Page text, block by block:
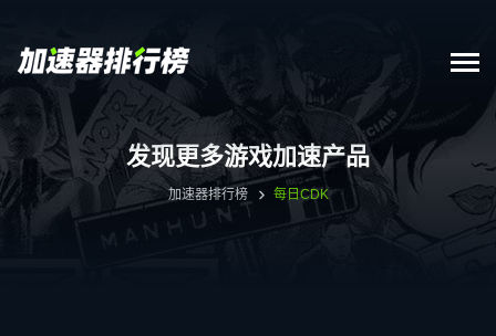
发现更多游戏加速产品
加速器排行榜 每日CDK